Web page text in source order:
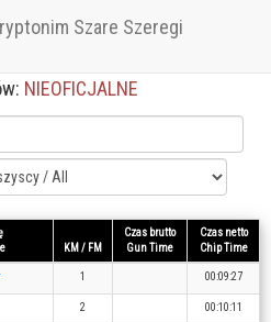
Szare Szeregi
NIEOFICJALNE
KM / FM
Czas brutto
Gun Time
Czas netto
Chip Time
1 00:09:27
2 00:10:11